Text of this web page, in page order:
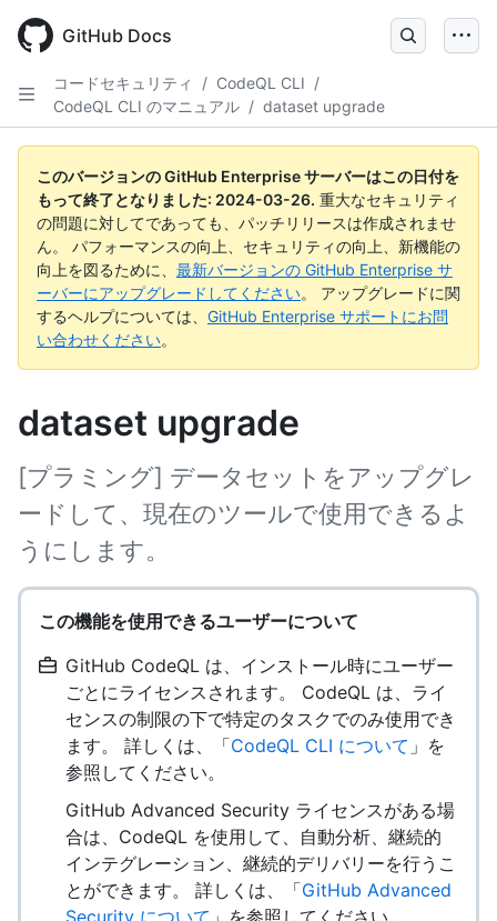
main
GitHub Docs
コードセキュリティ / CodeQL CLI /
CodeQL CLI のマニュアル / dataset upgrade
このバージョンの GitHub Enterprise サーバーはこの日付を
もって終了となりました: 2024-03-26. 重大なセキュリティ
の問題に対してであっても、パッチリリースは作成されませ
ん。 パフォーマンスの向上、セキュリティの向上、新機能の
向上を図るために、 最新バージョンの GitHub Enterprise サ
ーバーにアップグレードしてください。 アップグレードに関
するヘルプについては、 GitHub Enterprise サポートにお問
い合わせください。
dataset upgrade
[プラミング] データセットをアップグレ
ードして、現在のツールで使用できるよ
うにします。
この機能を使用できるユーザーについて
GitHub CodeQL は、インストール時にユーザー
ごとにライセンスされます。 CodeQL は、ライ
センスの制限の下で特定のタスクでのみ使用でき
ます。 詳しくは、「CodeQL CLI について 」を
参照してください。
GitHub Advanced Security ライセンスがある場
合は、CodeQL を使用して、自動分析、継続的
インテグレーション、継続的デリバリーを行うこ
とができます。 詳しくは、「GitHub Advanced
Security について 」を参照してください。